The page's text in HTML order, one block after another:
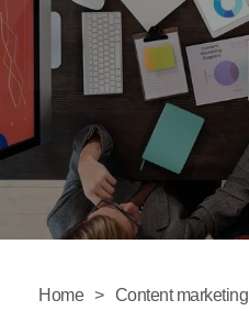
Home > Content marketing